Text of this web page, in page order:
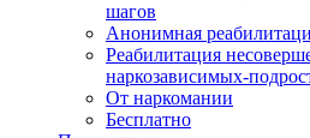
шагов
Анонимная
Реабилитация
наркозависимых-
От наркомании
Бесплатно